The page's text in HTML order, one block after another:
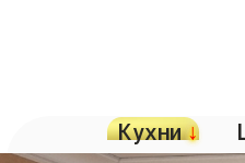
Кухни↓